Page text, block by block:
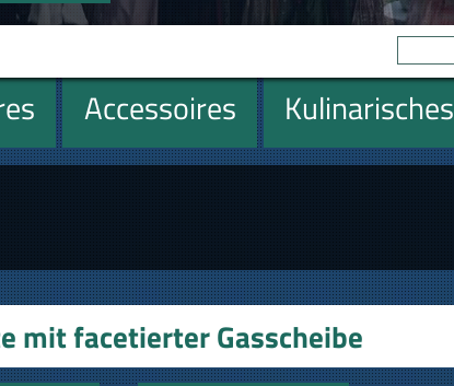
Accessoires Kulinarisches
mit facetierter Gasscheibe